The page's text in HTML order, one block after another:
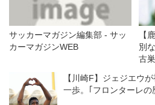
サッカーマガジン編集部 - サッ
カーマガジンWEB
【
別
古
が
【川崎F】ジェジエウ
一歩。｢フロンターレの